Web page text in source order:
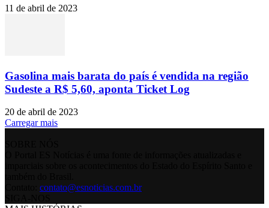
11 de abril de 2023
Gasolina mais barata do país é vendida na região
Sudeste a R$ 5,60, aponta Ticket Log
20 de abril de 2023
Carregar mais
contato@esnoticias.com.br